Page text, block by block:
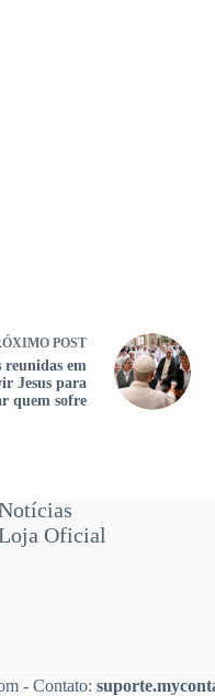
POST
reunidas em
Jesus para
quem sofre
Oficial
- Contato: